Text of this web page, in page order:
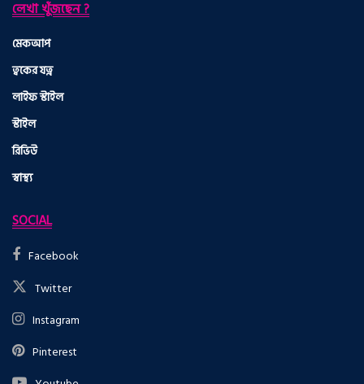
লেখা খুঁজছেন ?
মেকআপ
ত্বকের যত্ন
লাইফ স্টাইল
স্টাইল
রিভিউ
স্বাস্থ্য
SOCIAL
Facebook
Twitter
Instagram
Pinterest